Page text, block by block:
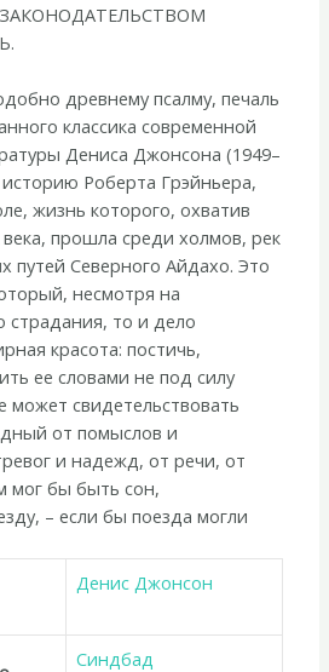
древнему псалму, печаль
классика современной
Дениса Джонсона (1949–
историю Роберта Грэйньера,
жизнь которого, охватив
прошла среди холмов, рек
путей Северного Айдахо. Это
несмотря на
страдания, то и дело
красота: постичь,
ее словами не под силу
может свидетельствовать
от помыслов и
и надежд, от речи, от
мог бы быть сон,
– если бы поезда могли
Денис Джонсон
Синдбад